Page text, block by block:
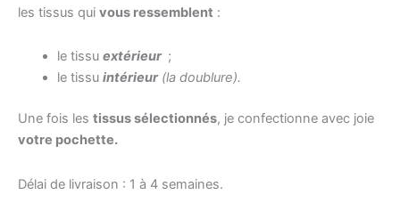
les tissus qui vous ressemblent :
le tissu extérieur ;
le tissu intérieur(la doublure).
Une fois les tissus sélectionnés, je confectionne avec joie
votre pochette.
Délai de livraison : 1 à 4 semaines.